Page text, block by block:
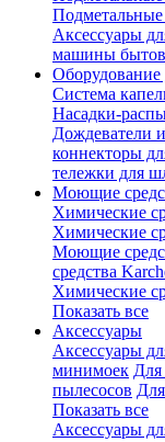
Аксессуары
машины
Оборудование
Система
Насадки-
Дождеватели
коннекторы
тележки для
Моющие
Химические
Химические
Моющие
средства
Химические
Показать все
Аксессуары
Аксессуары
минимоек Для
пылесосов
Показать все
Аксессуары